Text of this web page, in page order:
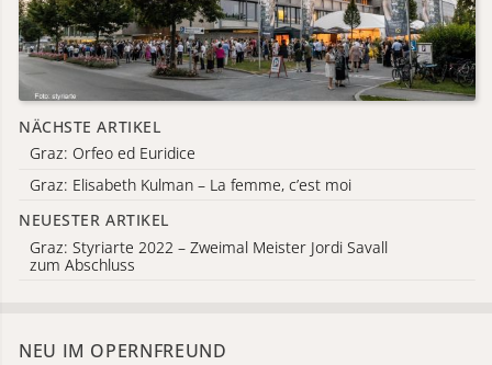
NÄCHSTE ARTIKEL
Graz: Orfeo ed Euridice
Graz: Elisabeth Kulman – La femme, c’est moi
NEUESTER ARTIKEL
Graz: Styriarte 2022 – Zweimal Meister Jordi Savall
zum Abschluss
NEU IM OPERNFREUND